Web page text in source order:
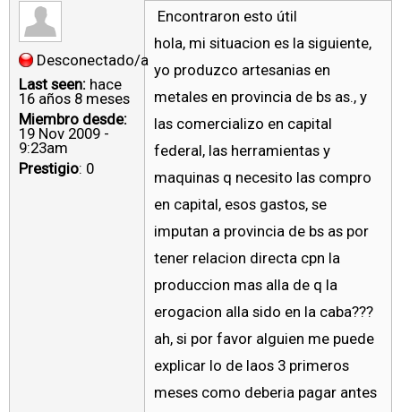
Desconectado/a
Last seen: hace
16 años 8 meses
Miembro desde:
19 Nov 2009 -
9:23am
Prestigio: 0
Encontraron esto útil
hola, mi situacion es la siguiente,
yo produzco artesanias en
metales en provincia de bs as., y
las comercializo en capital
federal, las herramientas y
maquinas q necesito las compro
en capital, esos gastos, se
imputan a provincia de bs as por
tener relacion directa cpn la
produccion mas alla de q la
erogacion alla sido en la caba???
ah, si por favor alguien me puede
explicar lo de laos 3 primeros
meses como deberia pagar antes